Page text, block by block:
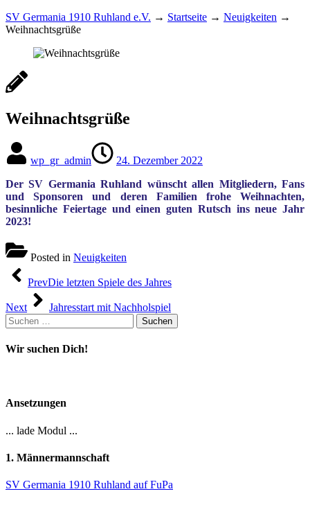
SV Germania 1910 Ruhland e.V. → Startseite → Neuigkeiten →
Weihnachtsgrüße
Weihnachtsgrüße
wp_gr_admin
24. Dezember 2022
Der SV Germania Ruhland wünscht allen Mitgliedern, Fans
und Sponsoren und deren Familien frohe Weihnachten,
besinnliche Feiertage und einen guten Rutsch ins neue Jahr
2023!
Posted in Neuigkeiten
Beitragsnavigation
PrevDie letzten Spiele des Jahres
Next
Jahresstart mit Nachholspiel
Suchen
nach:
Wir suchen Dich!
Ansetzungen
... lade Modul ...
1. Männermannschaft
SV Germania 1910 Ruhland auf FuPa